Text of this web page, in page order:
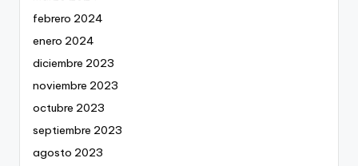
febrero 2024
enero 2024
diciembre 2023
noviembre 2023
octubre 2023
septiembre 2023
agosto 2023